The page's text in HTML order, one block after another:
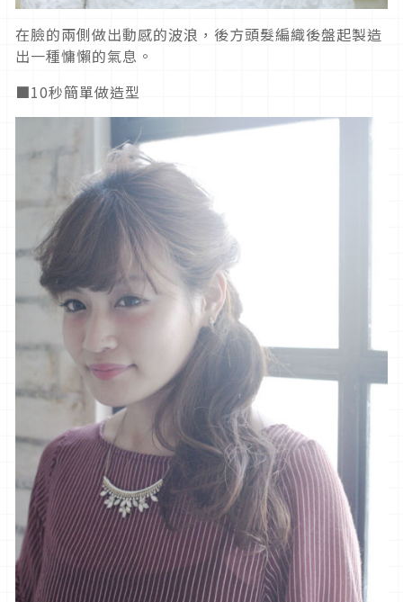
在臉的兩側做出動感的波浪，後方頭髮編織後盤起製造
出一種慵懶的氣息。
■10秒簡單做造型